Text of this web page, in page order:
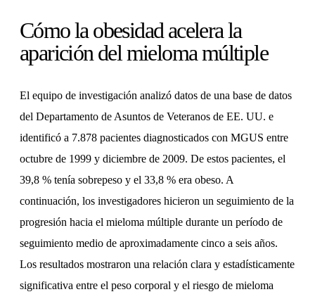
Cómo la obesidad acelera la
aparición del mieloma múltiple
El equipo de investigación analizó datos de una base de datos
del Departamento de Asuntos de Veteranos de EE. UU. e
identificó a 7.878 pacientes diagnosticados con MGUS entre
octubre de 1999 y diciembre de 2009. De estos pacientes, el
39,8 % tenía sobrepeso y el 33,8 % era obeso. A
continuación, los investigadores hicieron un seguimiento de la
progresión hacia el mieloma múltiple durante un período de
seguimiento medio de aproximadamente cinco a seis años.
Los resultados mostraron una relación clara y estadísticamente
significativa entre el peso corporal y el riesgo de mieloma